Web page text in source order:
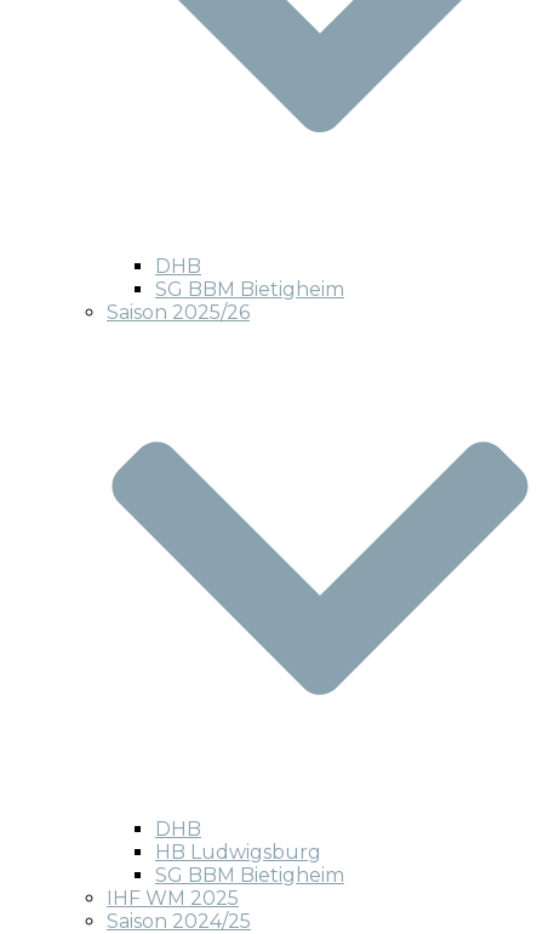
DHB
SG BBM Bietigheim
Saison 2025/26
DHB
HB Ludwigsburg
SG BBM Bietigheim
IHF WM 2025
Saison 2024/25